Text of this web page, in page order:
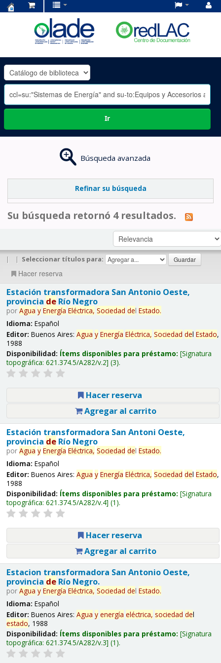
OLADE
-
Ir
Búsqueda avanzada
Refinar su búsqueda
Su búsqueda retornó 4 resultados.
| | Seleccionar títulos para:
Hacer reserva
Estación transformadora San Antonio Oeste,
provincia deRío Negro
por Agua y Energía Eléctrica, Sociedad del Estado.
Idioma: Español
Editor: Buenos Aires: Agua y Energía Eléctrica, Sociedad del Estado,
1988
Disponibilidad: Ítems disponibles para préstamo: Signatura
topográfica: 621.374.5/A282/v.2 (3).
Hacer reserva
Agregar al carrito
Estación transformadora San Antoni Oeste,
provincia deRío Negro
por Agua y Energía Eléctrica, Sociedad del Estado.
Idioma: Español
Editor: Buenos Aires: Agua y Energía Eléctrica, Sociedad del Estado,
1988
Disponibilidad: Ítems disponibles para préstamo: Signatura
topográfica: 621.374.5/A282/v.4 (1).
Hacer reserva
Agregar al carrito
Estacion transformadora San Antonio Oeste,
provincia deRío Negro.
por Agua y Energía Eléctrica, Sociedad del Estado.
Idioma: Español
Editor: Buenos Aires: Agua y energía eléctrica, sociedad del
estado, 1988
Disponibilidad: Ítems disponibles para préstamo: Signatura
topográfica: 621.374.5/A282/v.3 (1).